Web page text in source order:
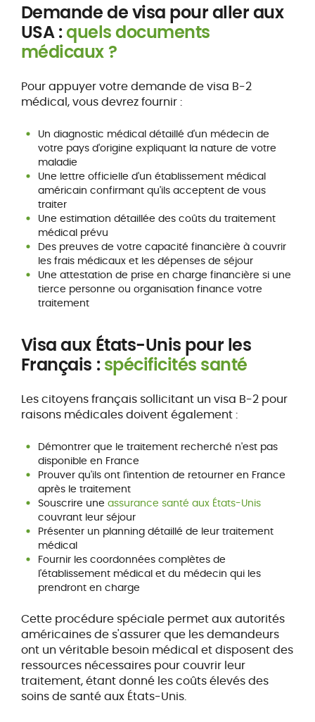
Demande de visa pour aller aux
USA :quels documents
médicaux ?
Pour appuyer votre demande de visa B-2
médical, vous devrez fournir :
Un diagnostic médical détaillé d'un médecin de
votre pays d'origine expliquant la nature de votre
maladie
Une lettre officielle d'un établissement médical
américain confirmant qu'ils acceptent de vous
traiter
Une estimation détaillée des coûts du traitement
médical prévu
Des preuves de votre capacité financière à couvrir
les frais médicaux et les dépenses de séjour
Une attestation de prise en charge financière si une
tierce personne ou organisation finance votre
traitement
Visa aux États-Unis pour les
Français : spécificités santé
Les citoyens français sollicitant un visa B-2 pour
raisons médicales doivent également :
Démontrer que le traitement recherché n'est pas
disponible en France
Prouver qu'ils ont l'intention de retourner en France
après le traitement
Souscrire une assurance santé aux États-Unis
couvrant leur séjour
Présenter un planning détaillé de leur traitement
médical
Fournir les coordonnées complètes de
l'établissement médical et du médecin qui les
prendront en charge
Cette procédure spéciale permet aux autorités
américaines de s'assurer que les demandeurs
ont un véritable besoin médical et disposent des
ressources nécessaires pour couvrir leur
traitement, étant donné les coûts élevés des
soins de santé aux États-Unis.